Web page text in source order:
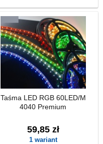
Taśma LED RGB 60LED/M
4040 Premium
59,85 zł
1 wariant